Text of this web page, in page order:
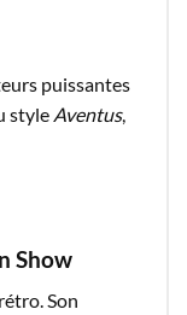
puissantes
style Aventus,
Show
Son